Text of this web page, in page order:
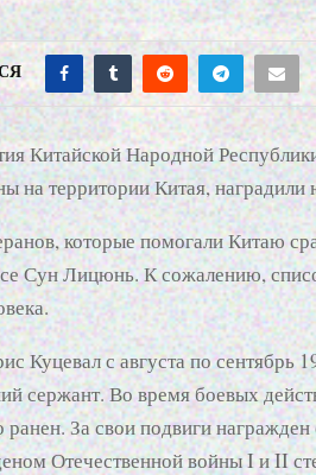
Китайской Народной
на территории Китая,
которые помогали Китаю
Сун Лицюнь. К сожалению,
Куцевал с августа по
сержант. Во время боевых
ранен. За свои подвиги
Отечественной войны I и II